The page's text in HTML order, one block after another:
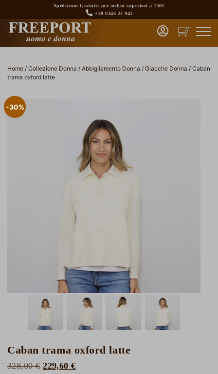
content
Spedizioni Gratuite per ordini superiori a 150€
+39 0346 22 941
Home / Collezione Donna / Abbigliamento Donna / Giacche Donna / Caban
trama oxford latte
-30%
Caban trama oxford latte
328,00€ Il
229,60€Il